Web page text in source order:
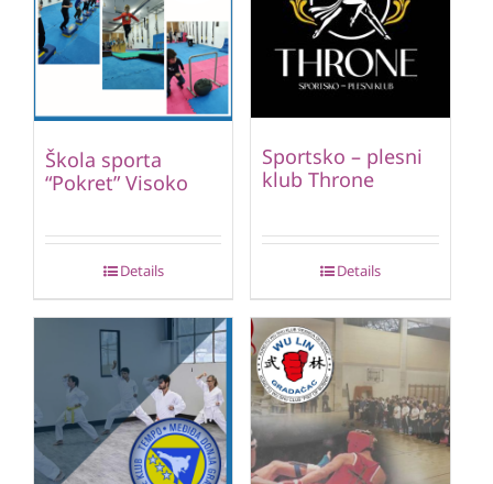
Škola sporta
“Pokret” Visoko
Details
Sportsko – plesni
klub Throne
Details